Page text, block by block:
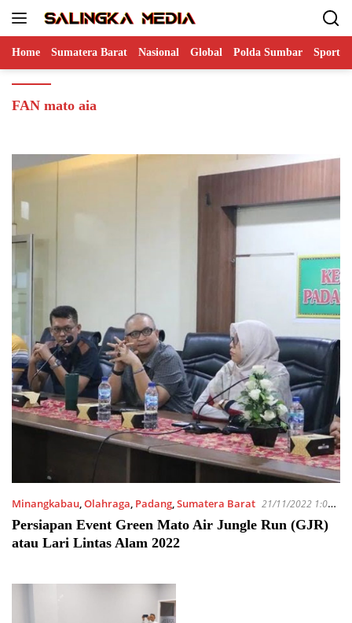
Home Sumatera Barat Nasional Global Polda Sumbar Sports
FAN mato aia
Minangkabau,Olahraga, Padang,Sumatera Barat 21/11/2022 1:05
PM
Persiapan Event Green Mato Air Jungle Run (GJR)
atau Lari Lintas Alam 2022